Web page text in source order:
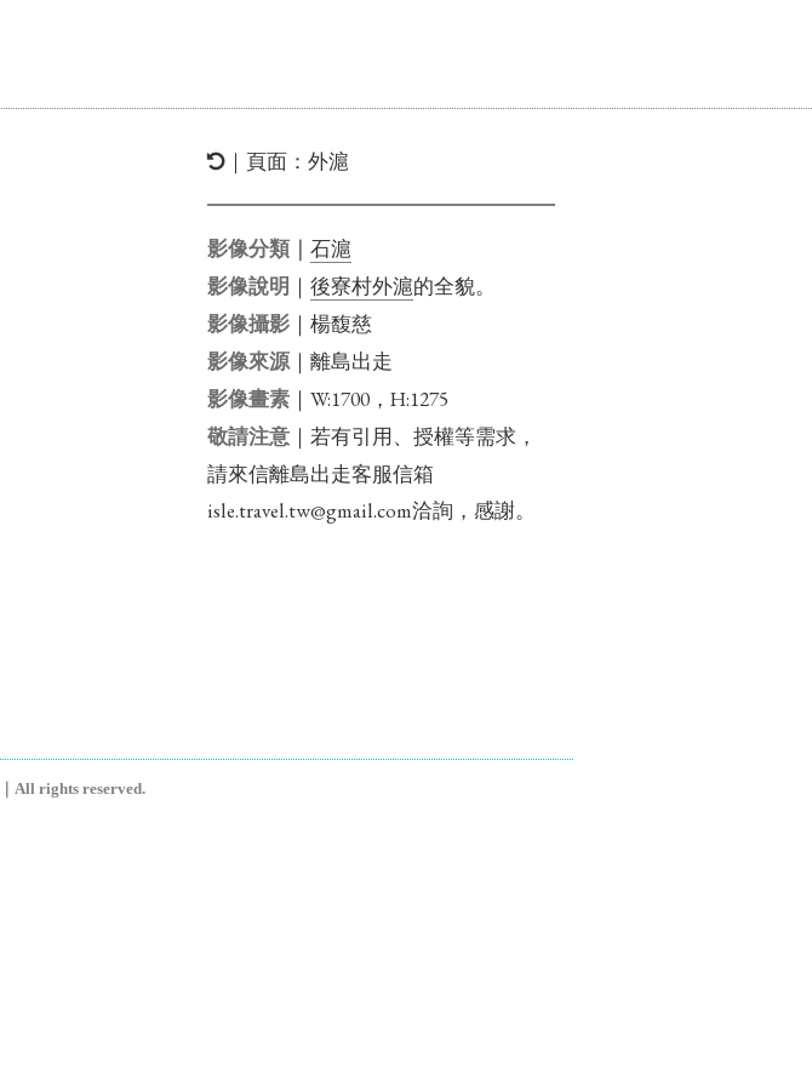
｜頁面：外滬
影像分類｜石滬
影像說明 ｜後寮村外滬的全貌。
影像攝影 ｜楊馥慈
影像來源｜離島出走
影像畫素 ｜W:1700，H:1275
敬請注意 ｜若有引用、授權等需求，
請來信離島出走客服信箱
isle.travel.tw@gmail.com洽詢，感謝。
All rights reserved.